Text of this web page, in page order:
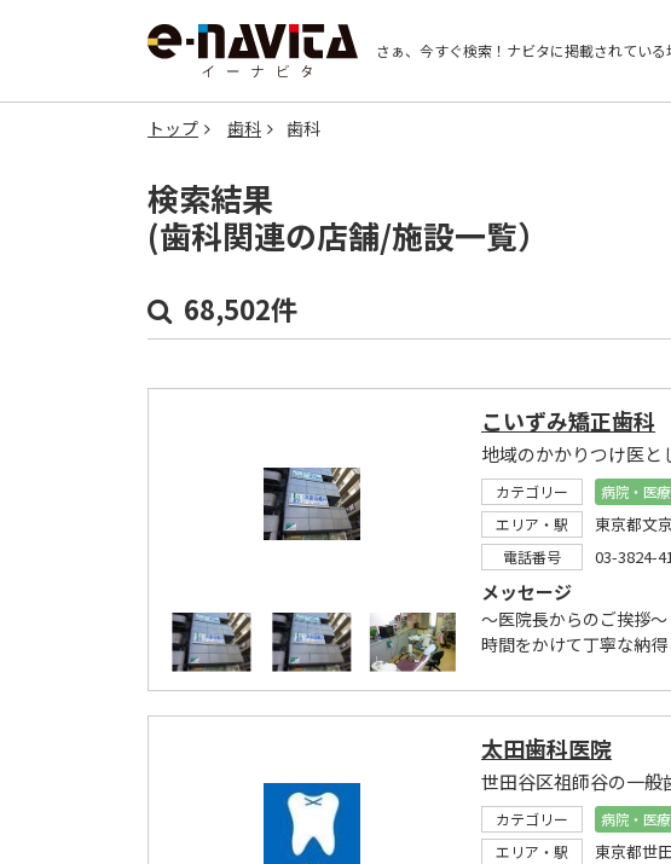
さぁ、今すぐ検索！ ナビタに掲載されている
トップ 歯科 歯科
検索結果
(歯科関連の店舗/施設一覧）
68,502件
こいずみ矯正歯科
地域のかかりつけ医と
カテゴリー 病院・医療
エリア・駅
東京都文
電話番号 03-3824-
メッセージ
～医院長からのご挨拶
時間をかけて丁寧な納
太田歯科医院
世田谷区祖師谷の一般
カテゴリー 病院・医療
エリア・駅
東京都世